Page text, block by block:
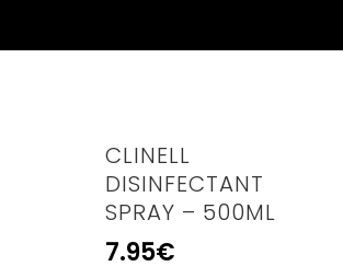
CLINELL
DISINFECTANT
SPRAY – 500ML
7.95€